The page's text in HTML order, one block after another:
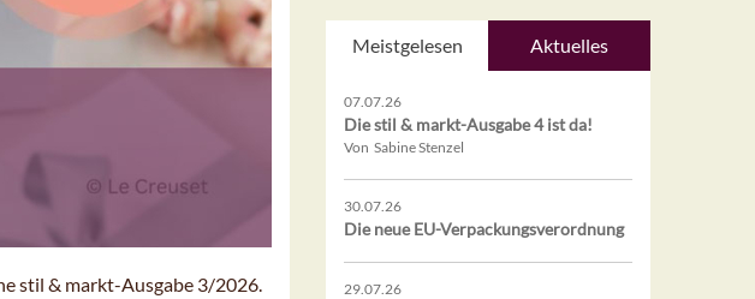
stil & markt-Ausgabe 3/2026.
Meistgelesen Aktuelles
07.07.26
Die stil & markt-Ausgabe 4 ist da!
Von Sabine Stenzel
30.07.26
Die neue EU-Verpackungsverordnung
29.07.26